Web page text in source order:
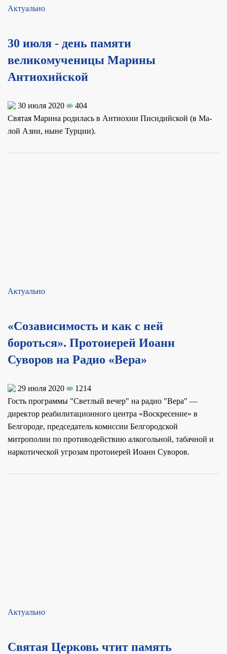
Актуально
30 июля - день памяти
великомученицы Марины
Антиохийской
30 июля 2020
404
Свя­тая Ма­ри­на ро­ди­лась в Ан­тио­хии Пи­си­дий­ской (в Ма­
лой Азии, ныне Тур­ции).
Актуально
«Созависимость и как с ней
бороться». Протоиерей Иоанн
Суворов на Радио «Вера»
29 июля 2020
1214
Гость программы "Светлый вечер" на радио "Вера" —
директор реабилитационного центра «Воскресение» в
Белгороде, председатель комиссии Белгородской
митрополии по противодействию алкогольной, табачной и
наркотической угрозам протоиерей Иоанн Суворов.
Актуально
Святая Церковь чтит память